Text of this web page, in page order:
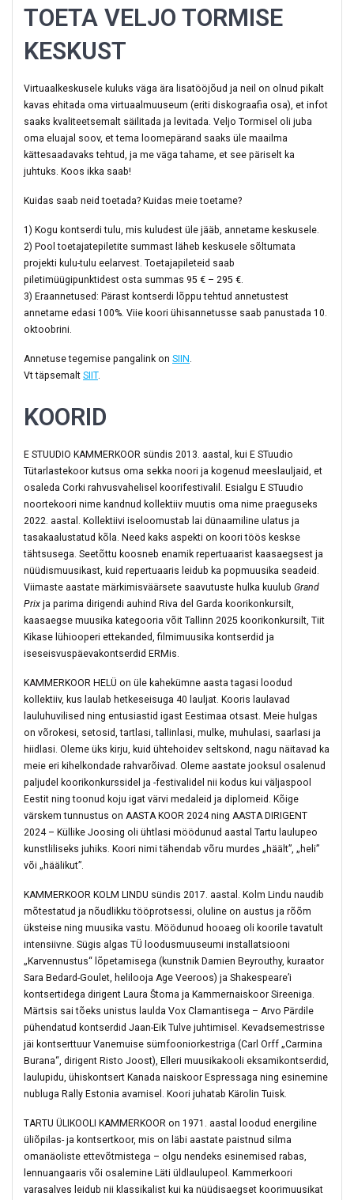
TOETA VELJO TORMISE
KESKUST
Virtuaalkeskusele kuluks väga ära lisatööjõud ja neil on olnud pikalt
kavas ehitada oma virtuaalmuuseum (eriti diskograafia osa), et infot
saaks kvaliteetsemalt säilitada ja levitada. Veljo Tormisel oli juba
oma eluajal soov, et tema loomepärand saaks üle maailma
kättesaadavaks tehtud, ja me väga tahame, et see päriselt ka
juhtuks. Koos ikka saab!
Kuidas saab neid toetada? Kuidas meie toetame?
1) Kogu kontserdi tulu, mis kuludest üle jääb, annetame keskusele.
2) Pool toetajatepiletite summast läheb keskusele sõltumata
projekti kulu-tulu eelarvest. Toetajapileteid saab
piletimüügipunktidest osta summas 95 € – 295 €.
3) Eraannetused: Pärast kontserdi lõppu tehtud annetustest
annetame edasi 100%. Viie koori ühisannetusse saab panustada 10.
oktoobrini.
Annetuse tegemise pangalink on SIIN .
Vt täpsemalt SIIT.
KOORID
E STUUDIO KAMMERKOOR sündis 2013. aastal, kui E STuudio
Tütarlastekoor kutsus oma sekka noori ja kogenud meeslauljaid, et
osaleda Corki rahvusvahelisel koorifestivalil. Esialgu E STuudio
noortekoori nime kandnud kollektiiv muutis oma nime praeguseks
2022. aastal. Kollektiivi iseloomustab lai dünaamiline ulatus ja
tasakaalustatud kõla. Need kaks aspekti on koori töös keskse
tähtsusega. Seetõttu koosneb enamik repertuaarist kaasaegsest ja
nüüdismuusikast, kuid repertuaaris leidub ka popmuusika seadeid.
Viimaste aastate märkimisväärsete saavutuste hulka kuulub Grand
Prix ja parima dirigendi auhind Riva del Garda koorikonkursilt,
kaasaegse muusika kategooria võit Tallinn 2025 koorikonkursilt, Tiit
Kikase lühiooperi ettekanded, filmimuusika kontserdid ja
iseseisvuspäevakontserdid ERMis.
KAMMERKOOR HELÜ on üle kahekümne aasta tagasi loodud
kollektiiv, kus laulab hetkeseisuga 40 lauljat. Kooris laulavad
lauluhuvilised ning entusiastid igast Eestimaa otsast. Meie hulgas
on võrokesi, setosid, tartlasi, tallinlasi, mulke, muhulasi, saarlasi ja
hiidlasi. Oleme üks kirju, kuid ühtehoidev seltskond, nagu näitavad ka
meie eri kihelkondade rahvarõivad. Oleme aastate jooksul osalenud
paljudel koorikonkurssidel ja -festivalidel nii kodus kui väljaspool
Eestit ning toonud koju igat värvi medaleid ja diplomeid. Kõige
värskem tunnustus on AASTA KOOR 2024 ning AASTA DIRIGENT
2024 – Küllike Joosing oli ühtlasi möödunud aastal Tartu laulupeo
kunstliliseks juhiks. Koori nimi tähendab võru murdes „häält”, „heli”
või „häälikut”.
KAMMERKOOR KOLM LINDU sündis 2017. aastal. Kolm Lindu naudib
mõtestatud ja nõudlikku tööprotsessi, oluline on austus ja rõõm
üksteise ning muusika vastu. Möödunud hooaeg oli koorile tavatult
intensiivne. Sügis algas TÜ loodusmuuseumi installatsiooni
„Karvennustus“ lõpetamisega (kunstnik Damien Beyrouthy, kuraator
Sara Bedard-Goulet, helilooja Age Veeroos) ja Shakespeare’i
kontsertidega dirigent Laura Štoma ja Kammernaiskoor Sireeniga.
Märtsis sai tõeks unistus laulda Vox Clamantisega – Arvo Pärdile
pühendatud kontserdid Jaan-Eik Tulve juhtimisel. Kevadsemestrisse
jäi kontserttuur Vanemuise sümfooniorkestriga (Carl Orff „Carmina
Burana“, dirigent Risto Joost), Elleri muusikakooli eksamikontserdid,
laulupidu, ühiskontsert Kanada naiskoor Espressaga ning esinemine
nubluga Rally Estonia avamisel. Koori juhatab Kärolin Tuisk.
TARTU ÜLIKOOLI KAMMERKOOR on 1971. aastal loodud energiline
üliõpilas- ja kontsertkoor, mis on läbi aastate paistnud silma
omanäoliste ettevõtmistega – olgu nendeks esinemised rabas,
lennuangaaris või osalemine Läti üldlaulupeol. Kammerkoori
varasalves leidub nii klassikalist kui ka nüüdisaegset koorimuusikat